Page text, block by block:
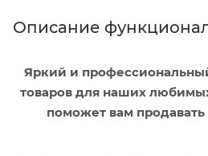
Описание
Яркий и
товаров для наших
поможет вам